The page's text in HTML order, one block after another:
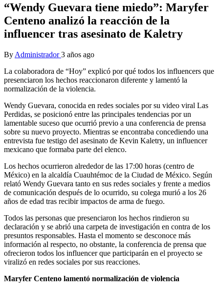
“Wendy Guevara tiene miedo”: Maryfer
Centeno analizó la reacción de la
influencer tras asesinato de Kaletry
By Administrador3 años ago
La colaboradora de “Hoy” explicó por qué todos los influencers que
presenciaron los hechos reaccionaron diferente y lamentó la
normalización de la violencia.
Wendy Guevara, conocida en redes sociales por su video viral Las
Perdidas, se posicionó entre las principales tendencias por un
lamentable suceso que ocurrió previo a una conferencia de prensa
sobre su nuevo proyecto. Mientras se encontraba concediendo una
entrevista fue testigo del asesinato de Kevin Kaletry, un influencer
mexicano que formaba parte del elenco.
Los hechos ocurrieron alrededor de las 17:00 horas (centro de
México) en la alcaldía Cuauhtémoc de la Ciudad de México. Según
relató Wendy Guevara tanto en sus redes sociales y frente a medios
de comunicación después de lo ocurrido, su colega murió a los 26
años de edad tras recibir impactos de arma de fuego.
Todos las personas que presenciaron los hechos rindieron su
declaración y se abrió una carpeta de investigación en contra de los
presuntos responsables. Hasta el momento se desconoce más
información al respecto, no obstante, la conferencia de prensa que
ofrecieron todos los influencer que participarán en el proyecto se
viralizó en redes sociales por sus reacciones.
Maryfer Centeno lamentó normalización de violencia